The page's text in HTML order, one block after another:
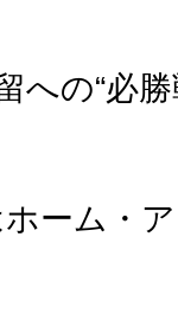
への“必勝
ーム・